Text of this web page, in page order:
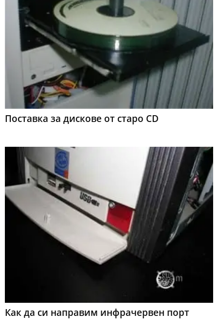
Поставка за дискове от старо CD
Как да си направим инфрачервен порт